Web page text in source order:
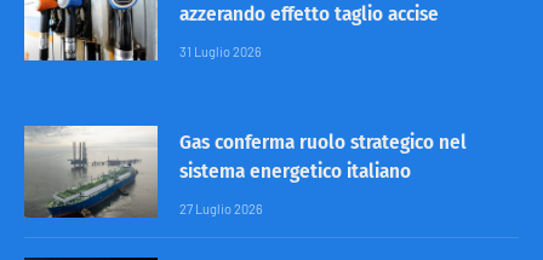
azzerando effetto taglio accise
31 Luglio 2026
Gas conferma ruolo strategico nel
sistema energetico italiano
27 Luglio 2026